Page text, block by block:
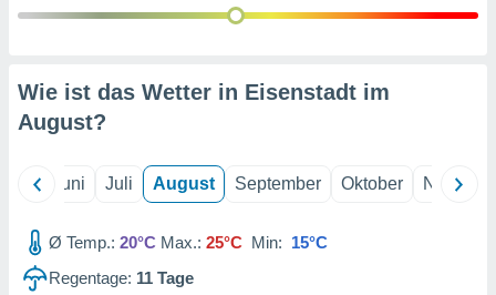
der
von
durch
der
Wie ist das Wetter in Eisenstadt im
August?
Juni Juli August September Oktober
Ø Temp.: 20°C Max.: 25°C Min: 15°C
Regentage: 11 Tage